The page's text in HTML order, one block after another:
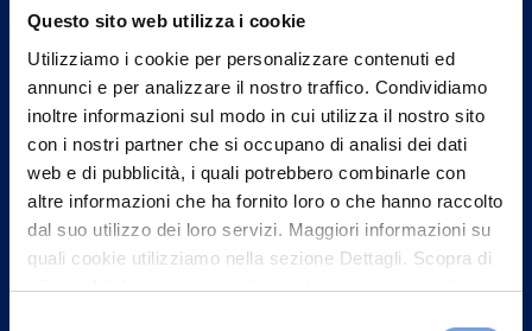
Questo sito web utilizza i cookie
Utilizziamo i cookie per personalizzare contenuti ed
annunci e per analizzare il nostro traffico. Condividiamo
inoltre informazioni sul modo in cui utilizza il nostro sito
con i nostri partner che si occupano di analisi dei dati
web e di pubblicità, i quali potrebbero combinarle con
altre informazioni che ha fornito loro o che hanno raccolto
dal suo utilizzo dei loro servizi. Maggiori informazioni su
quali cookie utilizziamo nella sezione Dettagli. Scopra di
più su chi siamo, come può contattarci e come trattiamo i
Contattaci